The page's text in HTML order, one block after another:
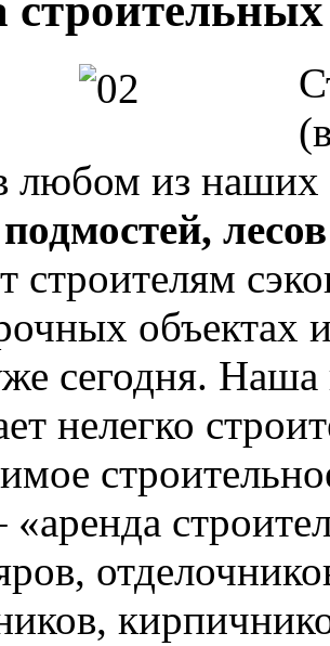
любом из наших
строителям
объектах
сегодня.
нелегко
«аренда